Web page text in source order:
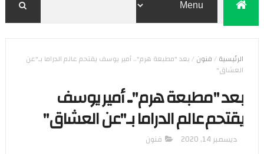
الرئيسية/فنون/بعد "مطبعة هرم".. أمير يوسف يقتحم عالم الدراما بـ"عن
العشاق"
بعد "مطبعة هرم".. أمير يوسف
يقتحم عالم الدراما بـ"عن العشاق"
ديسمبر 14, 2020 فنون